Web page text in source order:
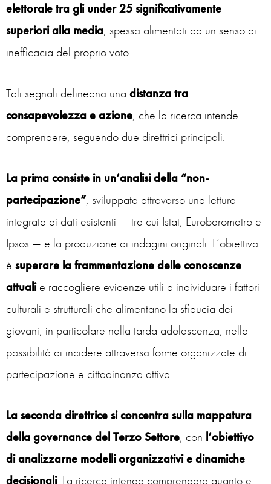
elettorale tra gli under 25 significativamente
superiori alla media, spesso alimentati da un senso di
inefficacia del proprio voto.
Tali segnali delineano una distanza tra
consapevolezza e azione, che la ricerca intende
comprendere, seguendo due direttrici principali.
La prima consiste in un’analisi della “non-
partecipazione”, sviluppata attraverso una lettura
integrata di dati esistenti — tra cui Istat, Eurobarometro e
Ipsos — e la produzione di indagini originali. L’obiettivo
è superare la frammentazione delle conoscenze
attualie raccogliere evidenze utili a individuare i fattori
culturali e strutturali che alimentano la sfiducia dei
giovani, in particolare nella tarda adolescenza, nella
possibilità di incidere attraverso forme organizzate di
partecipazione e cittadinanza attiva.
La seconda direttrice si concentra sulla mappatura
della governance del Terzo Settore, con l’obiettivo
di analizzarne modelli organizzativi e dinamiche
decisionali. La ricerca intende comprendere quanto e